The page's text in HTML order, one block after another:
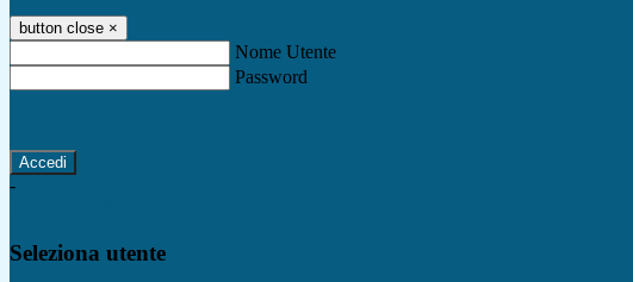
button close ×
Nome Utente
Password
-
Seleziona utente